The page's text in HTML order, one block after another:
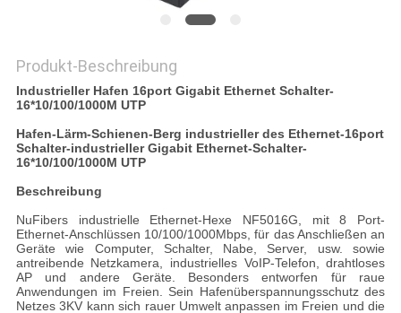
Produkt-Beschreibung
Industrieller Hafen 16port Gigabit Ethernet Schalter-
16*10/100/1000M UTP
Hafen-Lärm-Schienen-Berg industrieller des Ethernet-16port
Schalter-industrieller Gigabit Ethernet-Schalter-
16*10/100/1000M UTP
Beschreibung
NuFibers industrielle Ethernet-Hexe NF5016G, mit 8 Port-
Ethernet-Anschlüssen 10/100/1000Mbps, für das Anschließen an
Geräte wie Computer, Schalter, Nabe, Server, usw. sowie
antreibende Netzkamera, industrielles VoIP-Telefon, drahtloses
AP und andere Geräte. Besonders entworfen für raue
Anwendungen im Freien. Sein Hafenüberspannungsschutz des
Netzes 3KV kann sich rauer Umwelt anpassen im Freien und die